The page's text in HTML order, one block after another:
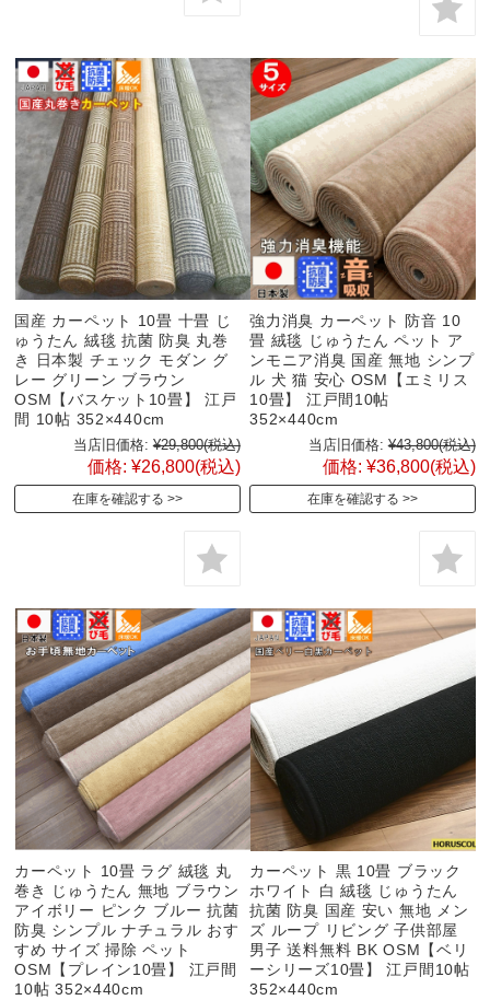
国産 カーペット 10畳 十畳 じ
ゅうたん 絨毯 抗菌 防臭 丸巻
き 日本製 チェック モダン グ
レー グリーン ブラウン
OSM【バスケット10畳】 江戸
間 10帖 352×440cm
当店旧価格: ¥29,800(税込)
価格: ¥26,800(税込)
在庫を確認する
強力消臭 カーペット 防音 10
畳 絨毯 じゅうたん ペット ア
ンモニア消臭 国産 無地 シンプ
ル 犬 猫 安心 OSM【エミリス
10畳】 江戸間10帖
352×440cm
当店旧価格: ¥43,800(税込)
価格: ¥36,800(税込)
在庫を確認する
カーペット 10畳 ラグ 絨毯 丸
巻き じゅうたん 無地 ブラウン
アイボリー ピンク ブルー 抗菌
防臭 シンプル ナチュラル おす
すめ サイズ 掃除 ペット
OSM【プレイン10畳】 江戸間
10帖 352×440cm
カーペット 黒 10畳 ブラック
ホワイト 白 絨毯 じゅうたん
抗菌 防臭 国産 安い 無地 メン
ズ ループ リビング 子供部屋
男子 送料無料 BK OSM【ベリ
ーシリーズ10畳】 江戸間10帖
352×440cm